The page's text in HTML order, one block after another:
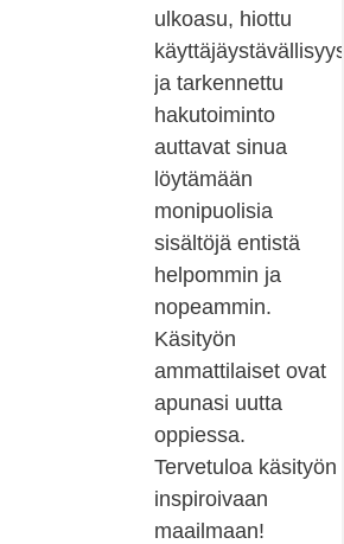
ulkoasu, hiottu
ja tarkennettu
hakutoiminto
auttavat sinua
löytämään
monipuolisia
sisältöjä entistä
helpommin ja
nopeammin.
Käsityön
ammattilaiset ovat
apunasi uutta
oppiessa.
Tervetuloa käsityön
inspiroivaan
maailmaan!